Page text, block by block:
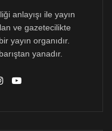
anlayışı ile yayın
ve gazetecilikte
yayın organıdır.
yanadır.